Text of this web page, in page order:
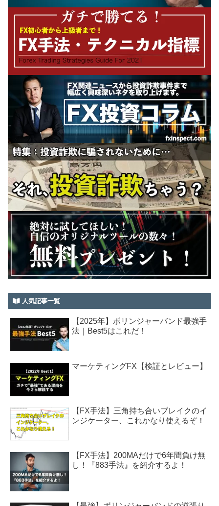
人気記事一覧
【2025年】ボリンジャーバンド最強手
法｜Best5はこれだ！
マーケティングFX【検証とレビュー】
【FX手法】三角持ち合いブレイクのイ
ンジケーター、これかなり使えるぞ！
【FX手法】200MAだけで6年間負け無
し！『883手法』を紹介するよ！